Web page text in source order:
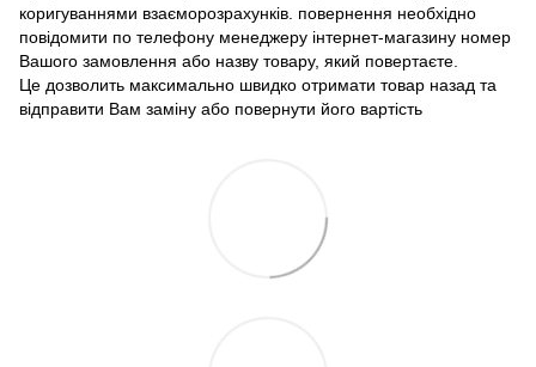
коригуваннями взаєморозрахунків. повернення необхідно
повідомити по телефону менеджеру інтернет-магазину номер
Вашого замовлення або назву товару, який повертаєте.
Це дозволить максимально швидко отримати товар назад та
відправити Вам заміну або повернути його вартість